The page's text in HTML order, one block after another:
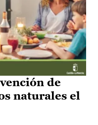
de
naturales el